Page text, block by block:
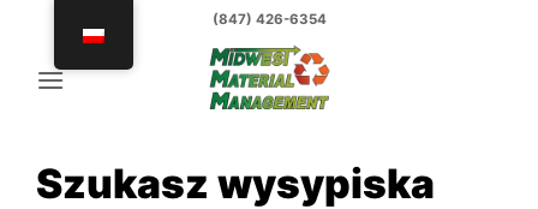
treści
(847) 426-6354
Szukasz wysypiska